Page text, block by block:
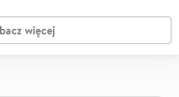
więcej